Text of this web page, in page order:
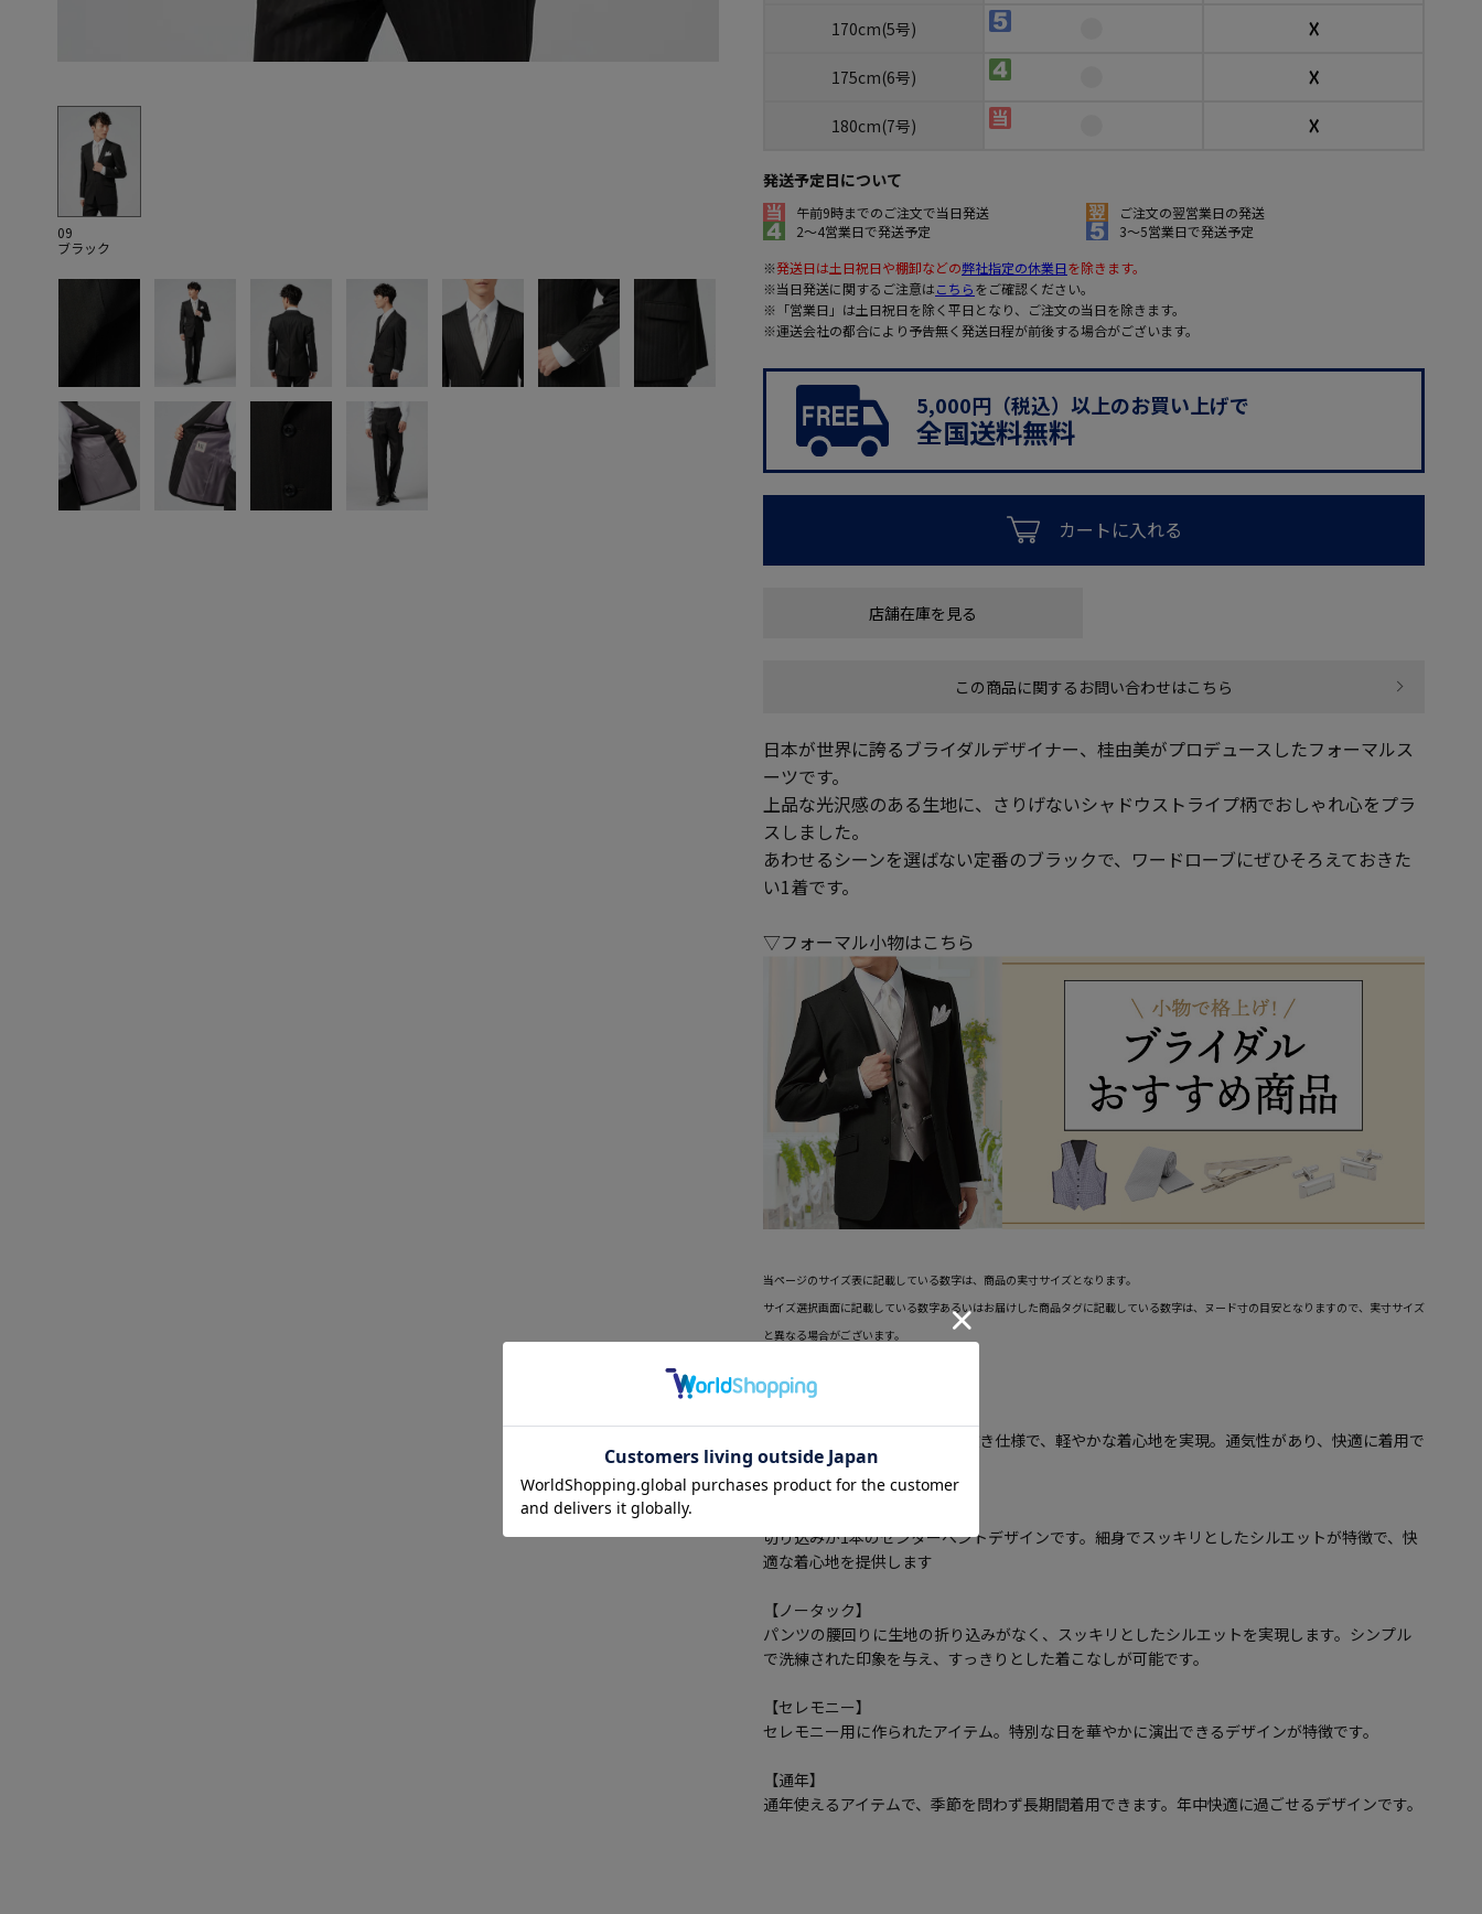
09
ブラック
170cm(5号) ☓
175cm(6号) ☓
180cm(7号) ☓
発送予定日について
午前9時までのご注文で当日発送
ご注文の翌営業日の発送
2～4営業日で発送予定
3～5営業日で発送予定
※発送日は土日祝日や棚卸などの弊社指定の休業日を除きます。
※当日発送に関するご注意はこちらをご確認ください。
※「営業日」は土日祝日を除く平日となり、ご注文の当日を除きます。
※運送会社の都合により予告無く発送日程が前後する場合がございます。
5,000円（税込）以上のお買い上げで
全国送料無料
カートに入れる
店舗在庫を見る
この商品に関するお問い合わせはこちら
日本が世界に誇るブライダルデザイナー、桂由美がプロデュースしたフォーマルス
ーツです。
上品な光沢感のある生地に、さりげないシャドウストライプ柄でおしゃれ心をプラ
スしました。
あわせるシーンを選ばない定番のブラックで、ワードローブにぜひそろえておきた
い1着です。
▽フォーマル小物はこちら
当ページのサイズ表に記載している数字は、商品の実寸サイズとなります。
サイズ選択画面に記載している数字あるいはお届けした商品タグに記載している数字は、ヌード寸の目安となりますので、実寸サイズ
と異なる場合がございます。
機能
背中の裏地が省かれている背抜き仕様で、軽やかな着心地を実現。通気性があり、快適に着用で
きます。
切り込みが1本のセンターベントデザインです。細身でスッキリとしたシルエットが特徴で、快
適な着心地を提供します
【ノータック】
パンツの腰回りに生地の折り込みがなく、スッキリとしたシルエットを実現します。シンプル
で洗練された印象を与え、すっきりとした着こなしが可能です。
【セレモニー】
セレモニー用に作られたアイテム。特別な日を華やかに演出できるデザインが特徴です。
【通年】
通年使えるアイテムで、季節を問わず長期間着用できます。年中快適に過ごせるデザインです。